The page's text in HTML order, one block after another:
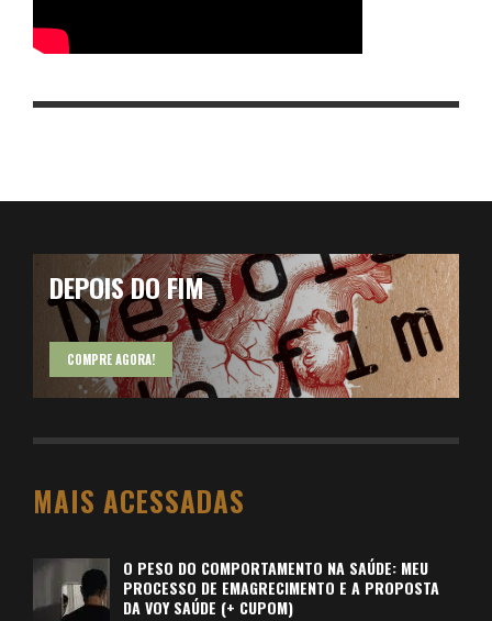
DEPOIS DO FIM
COMPRE AGORA!
MAIS ACESSADAS
O PESO DO COMPORTAMENTO NA SAÚDE: MEU
PROCESSO DE EMAGRECIMENTO E A PROPOSTA
DA VOY SAÚDE (+ CUPOM)